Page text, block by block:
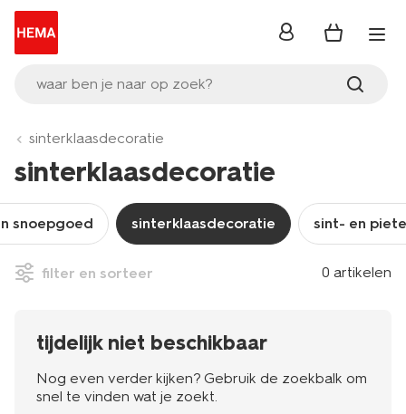
waar ben je naar op zoek?
inloggen
sinterklaasdecoratie
sinterklaasdecoratie
snoepgoed sinterklaasdecoratie sint- en
filter en sorteer 0 artikelen
tijdelijk niet beschikbaar
Nog even verder kijken? Gebruik de zoekbalk om
snel te vinden wat je zoekt.